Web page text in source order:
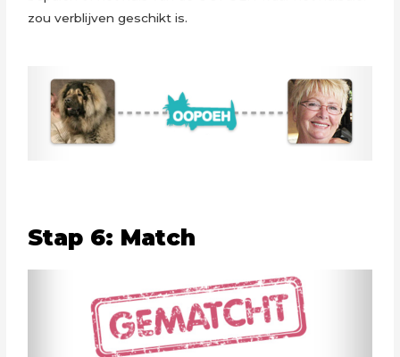
zou verblijven geschikt is.
Stap 6: Match